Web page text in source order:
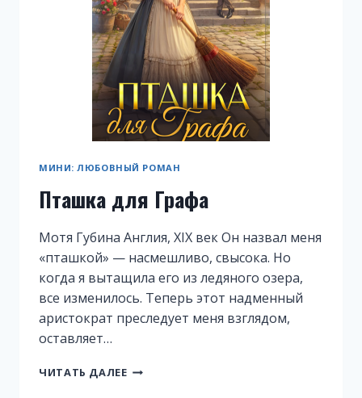
МИНИ: ЛЮБОВНЫЙ РОМАН
Пташка для Графа
Мотя Губина Англия, XIX век Он назвал меня
«пташкой» — насмешливо, свысока. Но
когда я вытащила его из ледяного озера,
все изменилось. Теперь этот надменный
аристократ преследует меня взглядом,
оставляет…
ЧИТАТЬ ДАЛЕЕ ПТАШКА